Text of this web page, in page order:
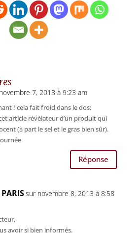
7, 2013 à 9:23 am
! cela fait froid dans le dos;
article révélateur d’un produit qui
(à part le sel et le gras bien sûr).
Réponse
sur novembre 8, 2013 à 8:58
avoir si bien informés.